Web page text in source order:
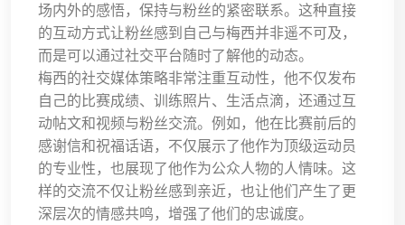
场内外的感悟，保持与粉丝的紧密联系。这种直接
的互动方式让粉丝感到自己与梅西并非遥不可及，
而是可以通过社交平台随时了解他的动态。
梅西的社交媒体策略非常注重互动性，他不仅发布
自己的比赛成绩、训练照片、生活点滴，还通过互
动帖文和视频与粉丝交流。例如，他在比赛前后的
感谢信和祝福话语，不仅展示了他作为顶级运动员
的专业性，也展现了他作为公众人物的人情味。这
样的交流不仅让粉丝感到亲近，也让他们产生了更
深层次的情感共鸣，增强了他们的忠诚度。